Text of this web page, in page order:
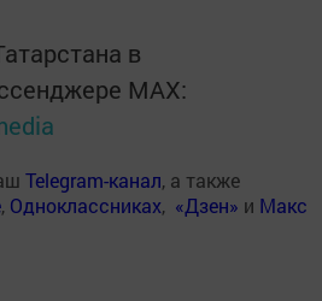
в
MАХ:
Telegram-канал, а также
, Одноклассниках, «Дзен» и Макс